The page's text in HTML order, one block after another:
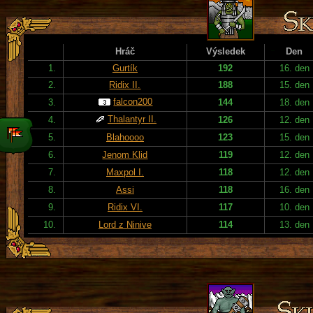
Hráč Výsledek
Den
1.
Gurtík 192
16. den
2.
Ridix II. 188
15. den
3.
falcon200 144
18. den
4.
Thalantyr II. 126
12. den
5.
Blahoooo 123
15. den
6.
Jenom Klid 119
12. den
7.
Maxpol I. 118
12. den
8.
Assi 118
16. den
9.
Ridix VI. 117
10. den
10.
Lord z Ninive 114 13. den